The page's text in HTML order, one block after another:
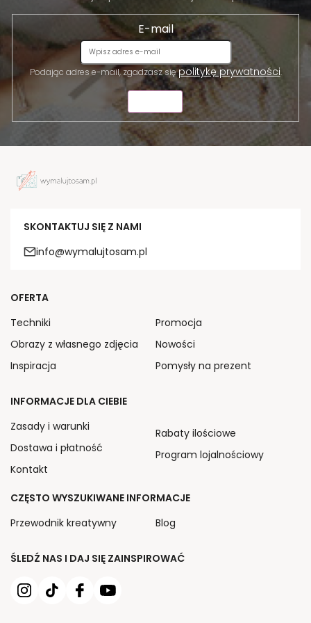
E-mail
Podając adres e-mail, zgadzasz siępolitykę prywatności.
SKONTAKTUJ SIĘ Z NAMI
info@wymalujtosam.pl
ŚLEDŹ NAS I DAJ SIĘ ZAINSPIROWAĆ
OFERTA
Techniki
Obrazy z własnego zdjęcia
Inspiracja
Promocja
Nowości
Pomysły na prezent
INFORMACJE DLA CIEBIE
Zasady i warunki
Dostawa i płatność
Kontakt
Rabaty ilościowe
Program lojalnościowy
CZĘSTO WYSZUKIWANE INFORMACJE
Przewodnik kreatywny
Blog